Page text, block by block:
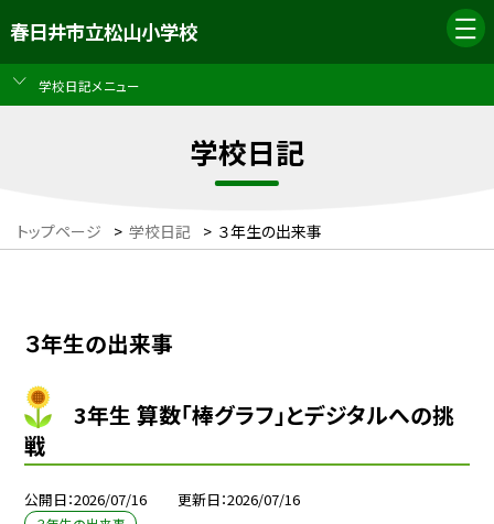
春日井市立松山小学校
学校日記メニュー
学校日記
トップページ > 学校日記 > ３年生の出来事
３年生の出来事
3年生 算数「棒グラフ」とデジタルへの挑
戦
公開日 2026/07/16 更新日 2026/07/16